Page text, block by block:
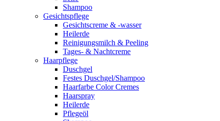
Shampoo
Gesichtspflege
Gesichtscreme & -wasser
Heilerde
Reinigungsmilch & Peeling
Tages- & Nachtcreme
Haarpflege
Duschgel
Festes Duschgel/Shampoo
Haarfarbe Color Cremes
Haarspray
Heilerde
Pflegeöl